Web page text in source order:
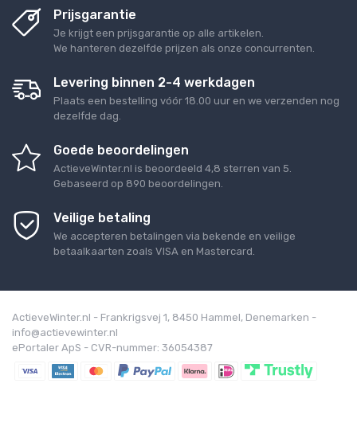
Prijsgarantie
Je krijgt een prijsgarantie op alle artikelen.
We hanteren dezelfde prijzen als onze concurrenten.
Levering binnen 2-4 werkdagen
Plaats een bestelling vóór 18.00 uur en we verzenden nog
dezelfde dag.
Goede beoordelingen
ActieveWinter.nl is beoordeeld 4,8 sterren van 5
Gebaseerd op 890 beoordelingen.
Veilige betaling
We accepteren betalingen via bekende en veilige
betaalkaarten zoals VISA en Mastercard.
ActieveWinter.nl - Frankrigsvej 1, 8450 Hammel, Denemarken -
info@actievewinter.nl
ePortaler ApS - CVR-nummer: 36054387